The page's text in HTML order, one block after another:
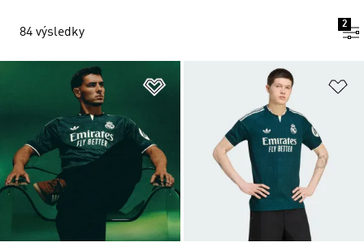
84 výsledky
2
Pridať do zoznamu želaných